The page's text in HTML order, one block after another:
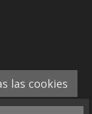
las cookies